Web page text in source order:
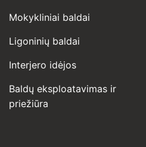
Mokykliniai baldai
Ligoninių baldai
Interjero idėjos
Baldų eksploatavimas ir
priežiūra